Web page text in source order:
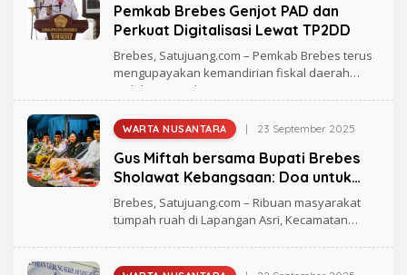
Pemkab Brebes Genjot PAD dan
Perkuat Digitalisasi Lewat TP2DD
E
H
A
N
D
R
A
Brebes, Satujuang.com – Pemkab Brebes terus
mengupayakan kemandirian fiskal daerah
melalui optimalisasi
Gus Miftah bersama Bupati Brebes
Sholawat Kebangsaan: Doa untuk
Negeri dan Persatuan
WARTA NUSANTARA | 23 September 2025
O
E
H
A
N
D
R
A
Brebes, Satujuang.com – Ribuan masyarakat
tumpah ruah di Lapangan Asri, Kecamatan